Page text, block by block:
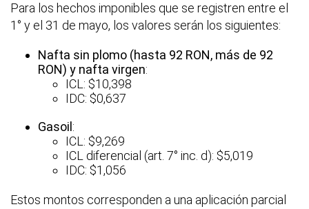
Para los hechos imponibles que se registren entre el
1° y el 31 de mayo, los valores serán los siguientes:
Nafta sin plomo (hasta 92 RON, más de 92
RON) y nafta virgen:
ICL: $10,398
IDC: $0,637
Gasoil :
ICL: $9,269
ICL diferencial (art. 7° inc. d): $5,019
IDC: $1,056
Estos montos corresponden a una aplicación parcial